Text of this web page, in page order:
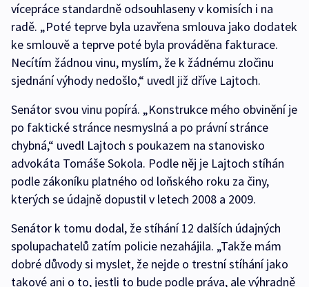
vícepráce standardně odsouhlaseny v komisích i na
radě. „Poté teprve byla uzavřena smlouva jako dodatek
ke smlouvě a teprve poté byla prováděna fakturace.
Necítím žádnou vinu, myslím, že k žádnému zločinu
sjednání výhody nedošlo,“ uvedl již dříve Lajtoch.
Senátor svou vinu popírá. „Konstrukce mého obvinění je
po faktické stránce nesmyslná a po právní stránce
chybná,“ uvedl Lajtoch s poukazem na stanovisko
advokáta Tomáše Sokola. Podle něj je Lajtoch stíhán
podle zákoníku platného od loňského roku za činy,
kterých se údajně dopustil v letech 2008 a 2009.
Senátor k tomu dodal, že stíhání 12 dalších údajných
spolupachatelů zatím policie nezahájila. „Takže mám
dobré důvody si myslet, že nejde o trestní stíhání jako
takové ani o to, jestli to bude podle práva, ale výhradně